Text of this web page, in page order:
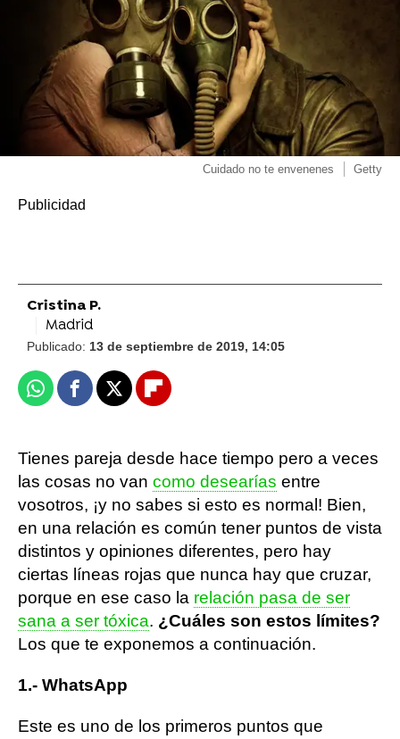
Cuidado no te envenenes Getty
Cristina P.
Madrid
Publicado: 13 de septiembre de 2019, 14:05
WhatsappFacebook
X Flipboard
Tienes pareja desde hace tiempo pero a veces
las cosas no van como desearías entre
vosotros, ¡y no sabes si esto es normal! Bien,
en una relación es común tener puntos de vista
distintos y opiniones diferentes, pero hay
ciertas líneas rojas que nunca hay que cruzar,
porque en ese caso la relación pasa de ser
sana a ser tóxica. ¿Cuáles son estos límites?
Los que te exponemos a continuación.
1.- WhatsApp
Este es uno de los primeros puntos que